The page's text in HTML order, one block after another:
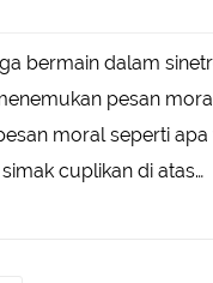
bermain dalam
pesan
moral seperti apa
cuplikan di atas…